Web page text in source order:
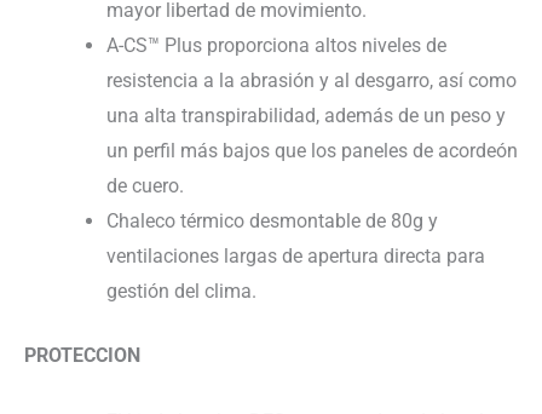
mayor libertad de movimiento.
A-CS™ Plus proporciona altos niveles de
resistencia a la abrasión y al desgarro, así como
una alta transpirabilidad, además de un peso y
un perfil más bajos que los paneles de acordeón
de cuero.
Chaleco térmico desmontable de 80g y
ventilaciones largas de apertura directa para
gestión del clima.
PROTECCION